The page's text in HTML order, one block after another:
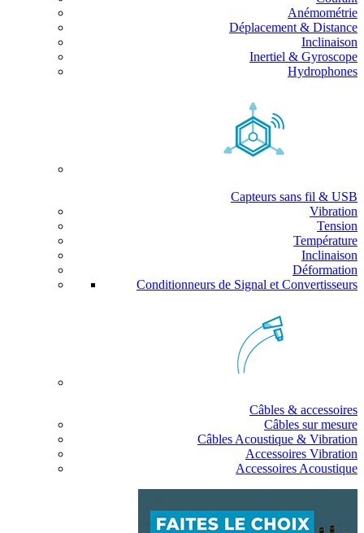
Anémométrie
Déplacement & Distance
Inclinaison
Inertiel & Gyroscope
Hydrophones
Capteurs sans fil & USB
Vibration
Tension
Température
Inclinaison
Déformation
Conditionneurs de Signal et Convertisseurs
Câbles & accessoires
Câbles sur mesure
Câbles Acoustique & Vibration
Accessoires Vibration
Accessoires Acoustique